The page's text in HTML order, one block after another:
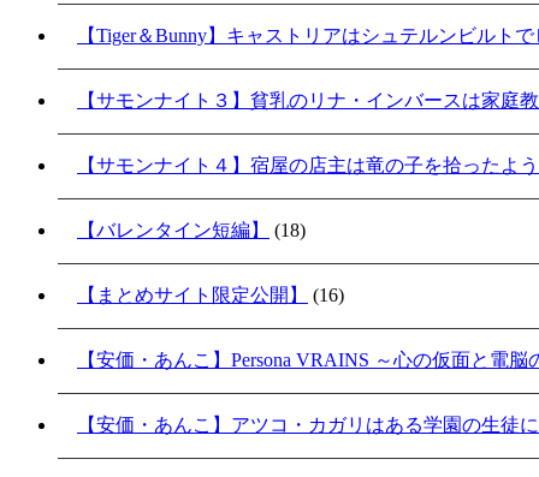
【Tiger＆Bunny】キャストリアはシュテルンビルト
【サモンナイト３】貧乳のリナ・インバースは家庭
【サモンナイト４】宿屋の店主は竜の子を拾ったよ
【バレンタイン短編】 (18)
【まとめサイト限定公開】 (16)
【安価・あんこ】Persona VRAINS ～心の仮面と電脳
【安価・あんこ】アツコ・カガリはある学園の生徒